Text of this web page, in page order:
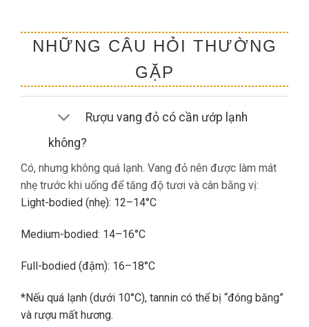
NHỮNG CÂU HỎI THƯỜNG
GẶP
Rượu vang đỏ có cần ướp lạnh
không?
Có, nhưng không quá lạnh. Vang đỏ nên được làm mát
nhẹ trước khi uống để tăng độ tươi và cân bằng vị:
Light-bodied (nhẹ): 12–14°C
Medium-bodied: 14–16°C
Full-bodied (đậm): 16–18°C
*Nếu quá lạnh (dưới 10°C), tannin có thể bị “đóng băng”
và rượu mất hương.